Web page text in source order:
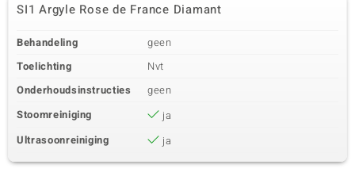
SI1 Argyle Rose de France Diamant
Behandeling
geen
Toelichting
Nvt
Onderhoudsinstructies
geen
Stoomreiniging
ja
Ultrasoonreiniging
ja